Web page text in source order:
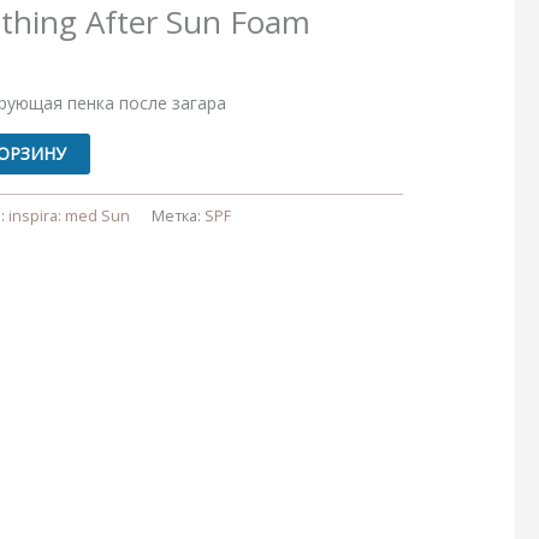
After Sun Foam
пенка после загара
inspira: med Sun Метка: SPF